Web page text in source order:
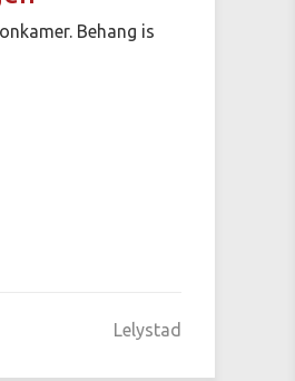
Behang is
Lelystad